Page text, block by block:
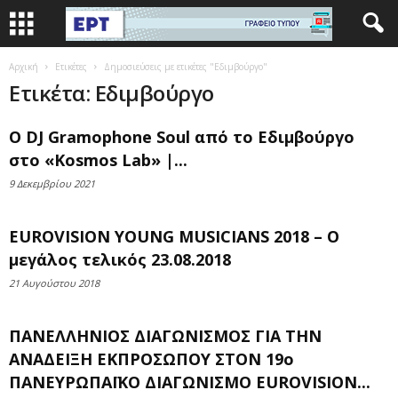
Αρχική Ετικέτες Δημοσιεύσεις με ετικέτες "Εδιμβούργο"
Ετικέτα: Εδιμβούργο
Ο DJ Gramophone Soul από το Εδιμβούργο
στο «Kosmos Lab» |...
9 Δεκεμβρίου 2021
EUROVISION YOUNG MUSICIANS 2018 – Ο
μεγάλος τελικός 23.08.2018
21 Αυγούστου 2018
ΠΑΝΕΛΛΗΝΙΟΣ ΔΙΑΓΩΝΙΣΜΟΣ ΓΙΑ ΤΗΝ
ΑΝΑΔΕΙΞΗ ΕΚΠΡΟΣΩΠΟΥ ΣΤΟΝ 19ο
ΠΑΝΕΥΡΩΠΑΪΚΟ ΔΙΑΓΩΝΙΣΜΟ EUROVISION...